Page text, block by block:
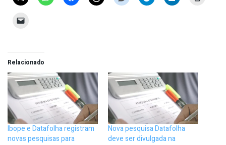
Relacionado
Ibope e Datafolha registram
novas pesquisas para
Nova pesquisa Datafolha
deve ser divulgada na